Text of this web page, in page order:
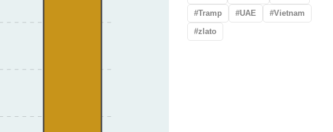
Tramp
UAE
Vietnam
zlato